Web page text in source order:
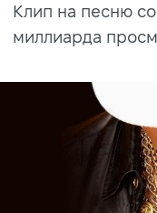
Клип на песню
миллиарда